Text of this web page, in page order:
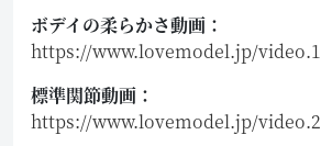
ボデイの柔らかさ動画：
https://www.lovemodel.jp/video.1
標準関節動画：
https://www.lovemodel.jp/video.2